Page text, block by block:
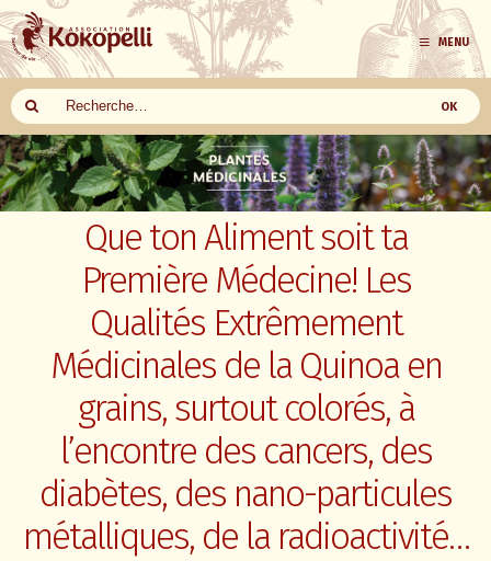
Aller
au
contenu
MENU
Que ton Aliment soit ta
Première Médecine! Les
Qualités Extrêmement
Médicinales de la Quinoa en
grains, surtout colorés, à
l’encontre des cancers, des
diabètes, des nano-particules
métalliques, de la radioactivité…